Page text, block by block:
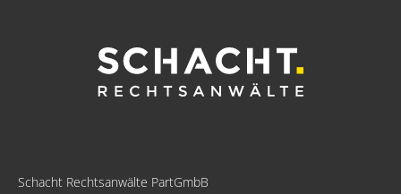
Schacht Rechtsanwälte PartGmbB